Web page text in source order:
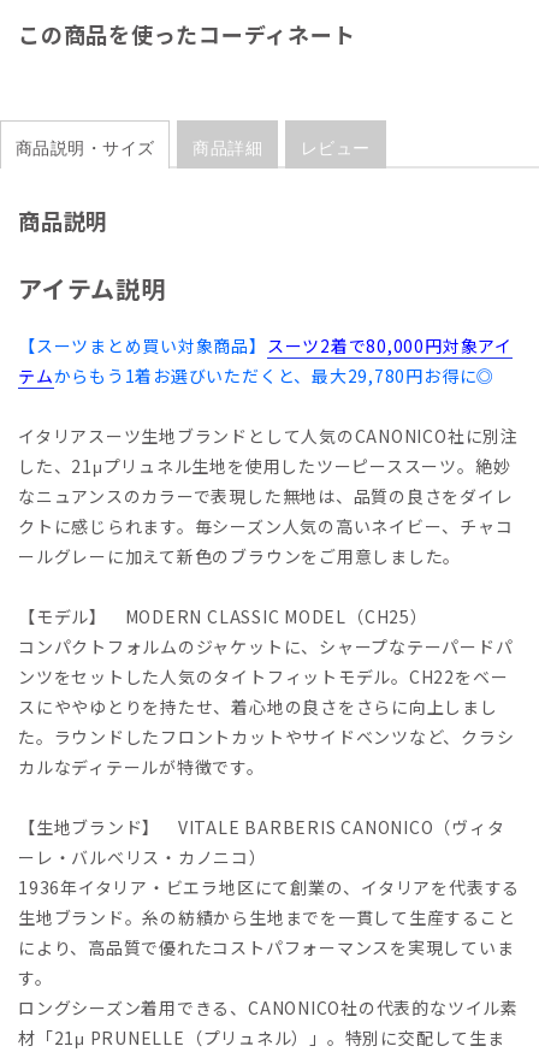
この商品を使ったコーディネート
商品説明・サイズ 商品詳細 レビュー
商品説明
アイテム説明
【スーツまとめ買い対象商品】 スーツ2着で80,000円対象アイ
テムからもう1着お選びいただくと、最大29,780円お得に◎
イタリアスーツ生地ブランドとして人気のCANONICO社に別注
した、21μプリュネル生地を使用したツーピーススーツ。絶妙
なニュアンスのカラーで表現した無地は、品質の良さをダイレ
クトに感じられます。毎シーズン人気の高いネイビー、チャコ
ールグレーに加えて新色のブラウンをご用意しました。
【モデル】 MODERN CLASSIC MODEL（CH25）
コンパクトフォルムのジャケットに、シャープなテーパードパ
ンツをセットした人気のタイトフィットモデル。CH22をベー
スにややゆとりを持たせ、着心地の良さをさらに向上しまし
た。ラウンドしたフロントカットやサイドベンツなど、クラシ
カルなディテールが特徴です。
【生地ブランド】 VITALE BARBERIS CANONICO（ヴィタ
ーレ・バルべリス・カノニコ）
1936年イタリア・ビエラ地区にて創業の、イタリアを代表する
生地ブランド。糸の紡績から生地までを一貫して生産すること
により、高品質で優れたコストパフォーマンスを実現していま
す。
ロングシーズン着用できる、CANONICO社の代表的なツイル素
材「21μ PRUNELLE（プリュネル）」。特別に交配して生ま